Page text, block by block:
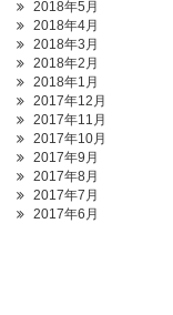
2018年5月
2018年4月
2018年3月
2018年2月
2018年1月
2017年12月
2017年11月
2017年10月
2017年9月
2017年8月
2017年7月
2017年6月